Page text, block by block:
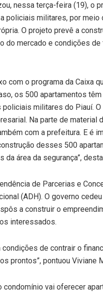
nessa terça-feira (19), o
policiais militares, por meio
O projeto prevê a
do mercado e condições
com o programa da Caixa
os 500 apartamentos
militares do Piauí.
Na parte de material
com a prefeitura. E é
desses 500
da área da segurança”,
de Parcerias e
(ADH). O governo
a construir o
interessados.
de contrair o
prontos”, pontuou Viviane
vai oferecer